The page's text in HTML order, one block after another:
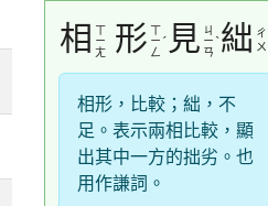
相
ㄒ
ㄧ
ㄤ
形 ㄒ
ㄧ
ㄥ
ˊ 見 ㄐ
ㄧ
ㄢ
ˋ絀 ㄔ
ㄨ
相形，比較；絀，不
足。表示兩相比較，顯
出其中一方的拙劣。也
用作謙詞。